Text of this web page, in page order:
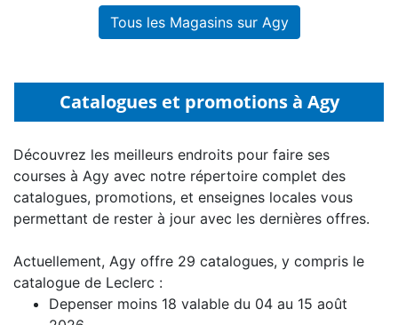
Tous les Magasins sur Agy
Catalogues et promotions à Agy
Découvrez les meilleurs endroits pour faire ses
courses à Agy avec notre répertoire complet des
catalogues, promotions, et enseignes locales vous
permettant de rester à jour avec les dernières offres.
Actuellement, Agy offre 29 catalogues, y compris le
catalogue de Leclerc :
Depenser moins 18 valable du 04 au 15 août